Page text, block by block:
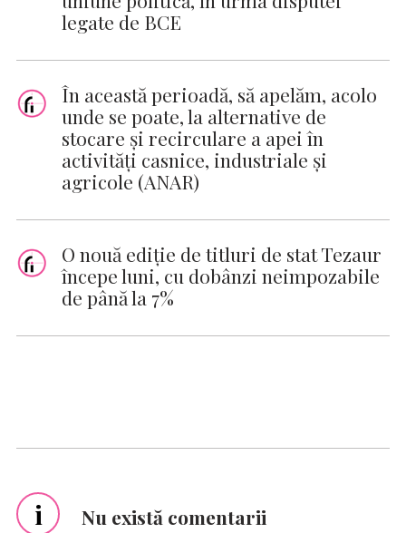
legate de BCE
În această perioadă, să apelăm, acolo
unde se poate, la alternative de
stocare şi recirculare a apei în
activităţi casnice, industriale şi
agricole (ANAR)
O nouă ediţie de titluri de stat Tezaur
începe luni, cu dobânzi neimpozabile
de până la 7%
i Nu există comentarii